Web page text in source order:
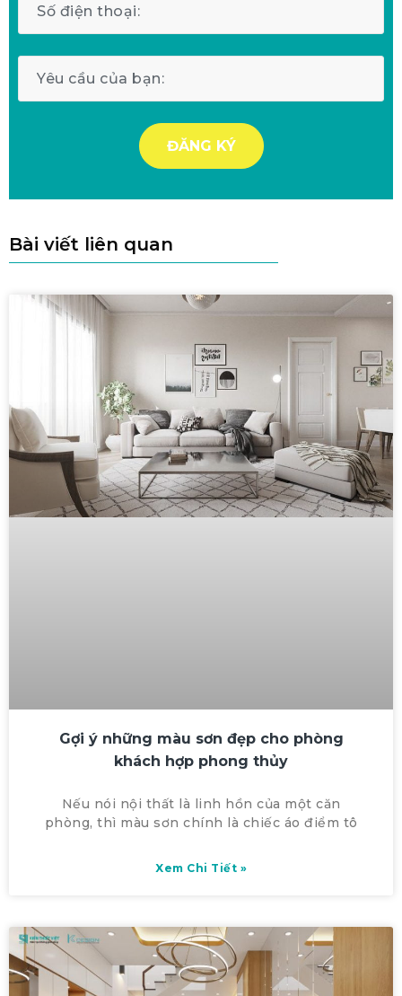
Bài viết liên quan
Gợi ý những màu sơn đẹp cho phòng
khách hợp phong thủy
Nếu nói nội thất là linh hồn của một căn
phòng, thì màu sơn chính là chiếc áo điểm tô
Xem Chi Tiết »